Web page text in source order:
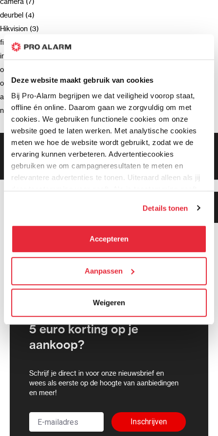
Deze website maakt gebruik van cookies
Bij Pro-Alarm begrijpen we dat veiligheid voorop staat,
offline én online. Daarom gaan we zorgvuldig om met
cookies. We gebruiken functionele cookies om onze
website goed te laten werken. Met analytische cookies
meten we hoe de website wordt gebruikt, zodat we de
ervaring kunnen verbeteren. Advertentiecookies
gebruiken we om campagneresultaten te meten en
relevantere advertenties te tonen. Uiteraard alleen als jij
daar toestemming voor geeft. Als je toestemming geeft,
kunnen deze gegevens combineren met informatie die zij
hebben verzameld via het gebruik van hun diensten. Je
kunt alle cookies accepteren, alleen noodzakelijke
We werken samen met21 derden
die uw gegevens
kunnen ontvangen en verwerken.
Details tonen
Accepteren
Aanpassen
Weigeren
deurbel (4)
Hikvision (3)
firmware (3)
installatie (2)
ondersteuning (2)
opnemen (2)
advies (2)
netwerkrecorder (2)
Gratis bezorging vanaf €99,-
Gratis retourneren binnen 90 dagen*
Klanten geven ons een 9.3 gemiddeld
5 euro korting op je
aankoop?
Schrijf je direct in voor onze nieuwsbrief en
wees als eerste op de hoogte van aanbiedingen
en meer!
Inschrijven
gemiddeld!